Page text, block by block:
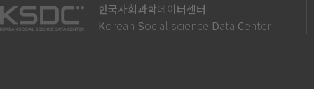
한국사회과학데이터센터
Korean Social science Data Center